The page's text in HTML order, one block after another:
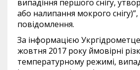
випадіння першого снігу,
або налипання мокрого
повідомлення.
За інформацією
жовтня 2017 року ймовірні
температурному режимі,